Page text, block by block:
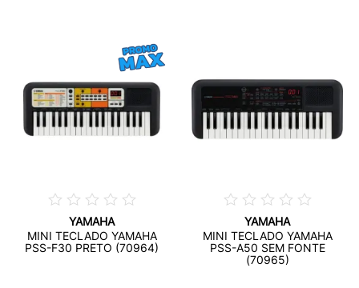
YAMAHA
MINI TECLADO YAMAHA
PSS-F30 PRETO (70964)
YAMAHA
MINI TECLADO YAMAHA
PSS-A50 SEM FONTE
(70965)